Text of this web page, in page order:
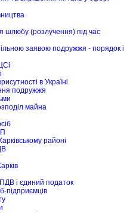
шлюбу (розлучення) під час
заявою подружжя - порядок і
в Україні
подружжя
майна
районі
і єдиний податок
підприємців